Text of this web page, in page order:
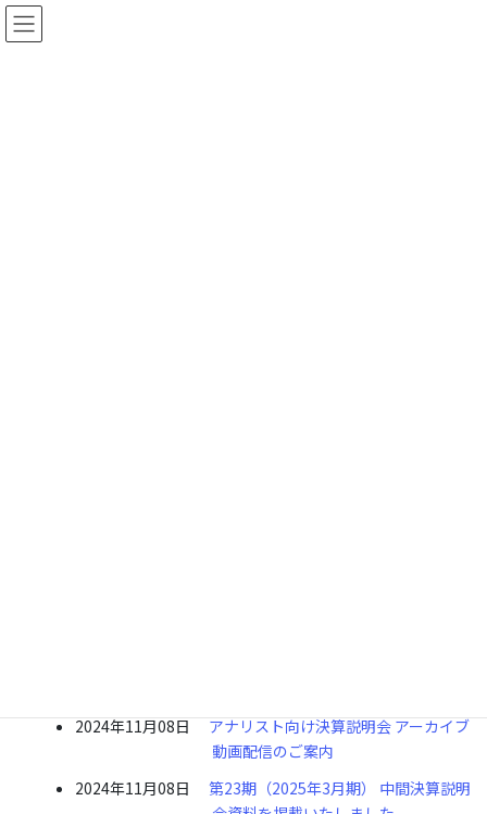
コ
ン
ナ
ビ
2024年11月08日アナリスト向け決算説明会 アーカイブ
動画配信のご案内
2024年11月08日
第23期（2025年3月期） 中間決算説明